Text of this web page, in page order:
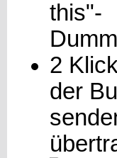
2
der